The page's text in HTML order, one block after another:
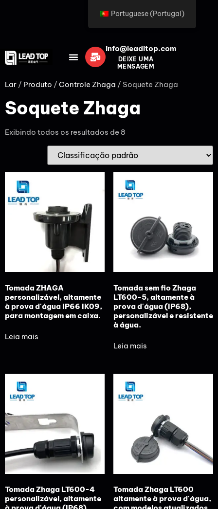
info@leaditop.com
DEIXE UMA
MENSAGEM
Lar / Produto / Controle Zhaga / Soquete Zhaga
Soquete Zhaga
Exibindo todos os resultados de 8
Tomada ZHAGA
personalizável, altamente
à prova d'água IP66 IK09,
para montagem em caixa.
Leia mais
Tomada sem fio Zhaga
LT600-5, altamente à
prova d'água (IP68),
personalizável e resistente
à água.
Leia mais
Tomada Zhaga LT600-4
personalizável, altamente
Tomada Zhaga LT600
altamente à prova d'água,
Portuguese (Portugal)